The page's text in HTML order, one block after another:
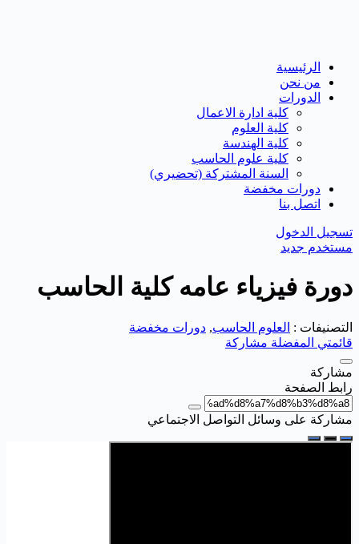
الرئيسية
من نحن
الدورات
كلية ادارة الاعمال
كلية العلوم
كلية الهندسة
كلية علوم الحاسب
السنة المشتركة (تحضيري)
دورات مخفضة
اتصل بنا
تسجيل الدخول
مستخدم جديد
دورة فيزياء عامه كلية الحاسب
التصنيفات : العلوم الحاسب, دورات مخفضة
قائمتي المفضلة مشاركة
مشاركة
رابط الصفحة
مشاركة على وسائل التواصل الاجتماعي